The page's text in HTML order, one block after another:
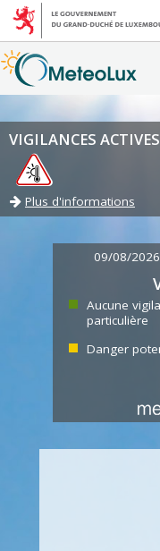
VIGILANCES
Plus d'informations
09/08/2026
Aucune
particulière
Danger